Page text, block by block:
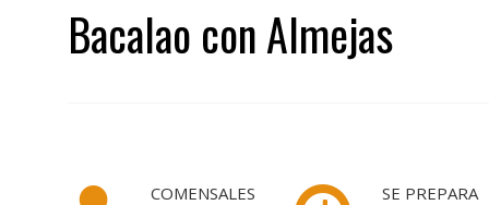
Bacalao con Almejas
COMENSALES
SE PREPARA